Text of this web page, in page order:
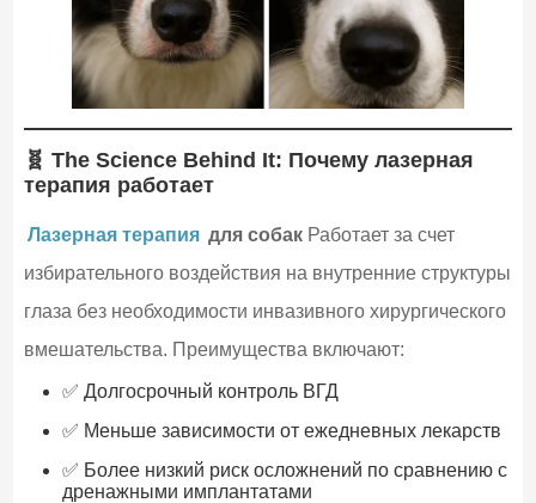
🧬 The Science Behind It: Почему лазерная
терапия работает
Лазерная терапия для собакРаботает за счет
избирательного воздействия на внутренние структуры
глаза без необходимости инвазивного хирургического
вмешательства. Преимущества включают:
✅ Долгосрочный контроль ВГД
✅ Меньше зависимости от ежедневных лекарств
✅ Более низкий риск осложнений по сравнению с
дренажными имплантатами